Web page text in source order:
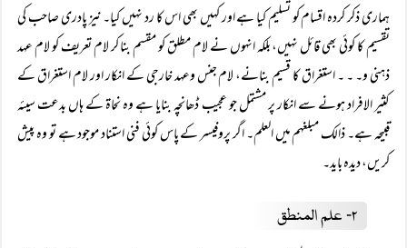
ہماری ذکر کردہ اقسام کو تسلیم کیا ہے اور کہیں بھی اس کا رد نہیں کیا۔ نیز پادری صاحب کی
تقسیم کا کوئی بھی قائل نہیں، بلکہ انہوں نے لام مطلق کو مقسم بنا کر لام تعریف کو لام عہد
ذہنی و۔ ۔ ۔ استغراق کا قسیم بنانے، لام جنس وعہد خارجی کے انکار اور لام استغراق کے
کثیر الافراد ہونے سے انکار پر مشتمل جو عجیب ڈھانچہ بنایا ہے وہ نحاۃ کے ہاں بدعت سیئہ
قبیحہ ہے۔ ذالک مبلغہم میں العلم۔ اگر پروفیسر کے پاس کوئی فنی استناد موجود ہے تو وه پیش
کریں، دیده باید۔
۲۔ علم المنطق